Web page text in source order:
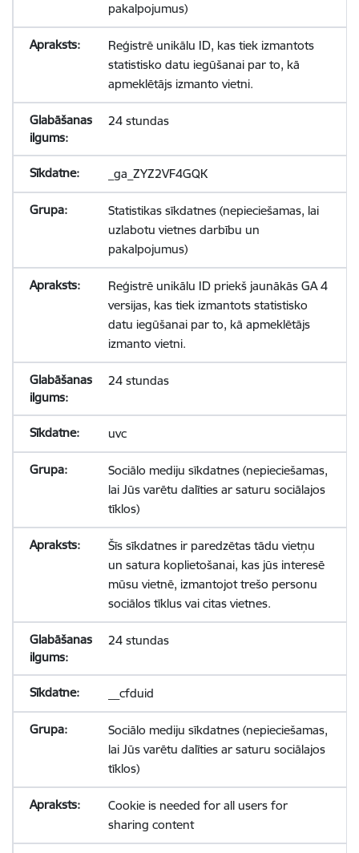
pakalpojumus)
Reģistrē unikālu ID, kas tiek izmantots
statistisko datu iegūšanai par to, kā
apmeklētājs izmanto vietni.
24 stundas
_ga_ZYZ2VF4GQK
Statistikas sīkdatnes (nepieciešamas, lai
uzlabotu vietnes darbību un
pakalpojumus)
Reģistrē unikālu ID priekš jaunākās GA 4
versijas, kas tiek izmantots statistisko
datu iegūšanai par to, kā apmeklētājs
izmanto vietni.
24 stundas
uvc
Sociālo mediju sīkdatnes (nepieciešamas,
lai Jūs varētu dalīties ar saturu sociālajos
tīklos)
Šīs sīkdatnes ir paredzētas tādu vietņu
un satura koplietošanai, kas jūs interesē
mūsu vietnē, izmantojot trešo personu
sociālos tīklus vai citas vietnes.
24 stundas
__cfduid
Sociālo mediju sīkdatnes (nepieciešamas,
lai Jūs varētu dalīties ar saturu sociālajos
tīklos)
Cookie is needed for all users for
sharing content